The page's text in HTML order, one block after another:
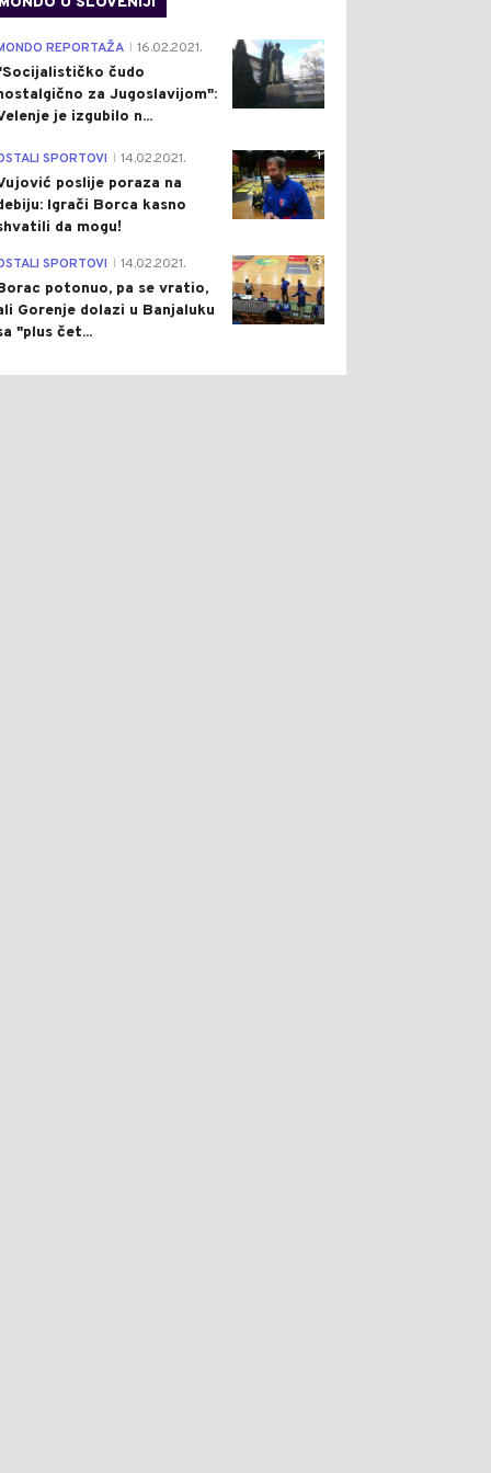
4
REPORTAŽA 16.02.2021.
čudo
za Jugoslavijom":
je izgubilo n...
1
SPORTOVI 14.02.2021.
poslije poraza na
Igrači Borca kasno
da mogu!
3
SPORTOVI 14.02.2021.
potonuo, pa se vratio,
Gorenje dolazi u Banjaluku
"plus čet...